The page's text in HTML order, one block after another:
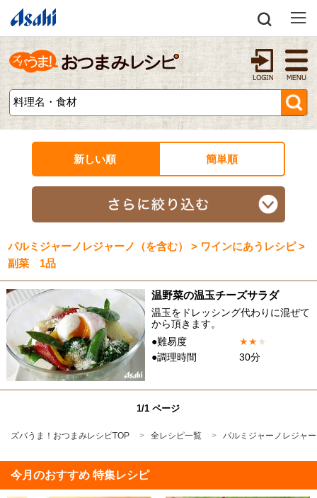
新しい順 簡単順
パルミジャーノレジャーノ（を含む） > ワインにあうレシピ >
副菜 1品
温野菜の温玉チーズサラダ
温玉をドレッシング代わりに混ぜて
から頂きます。
●難易度
★★★
●調理時間
30分
1/1 ページ
ズバうま！おつまみレシピTOP 全レシピ一覧 パルミジャーノレジャ
今月のおすすめ 特集レシピ